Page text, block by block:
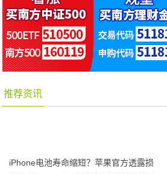
推荐资讯
iPhone电池寿命缩短？苹果官方透露损